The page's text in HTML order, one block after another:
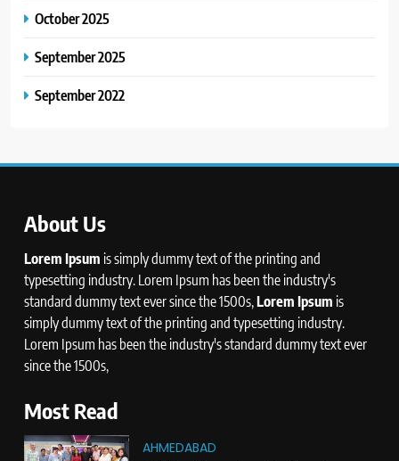
October 2025
September 2025
September 2022
About Us
Lorem Ipsum is simply dummy text of the printing and
typesetting industry. Lorem Ipsum has been the industry's
standard dummy text ever since the 1500s,Lorem Ipsum is
simply dummy text of the printing and typesetting industry.
Lorem Ipsum has been the industry's standard dummy text ever
since the 1500s,
Most Read
AHMEDABAD